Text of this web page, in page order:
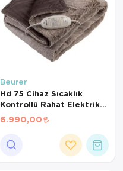
Beurer
Hd 75 Cihaz Sıcaklık
Kontrollü Rahat Elektrikli
Battaniye Elektronik, 6
Seviye Sıcaklık
6.990,00